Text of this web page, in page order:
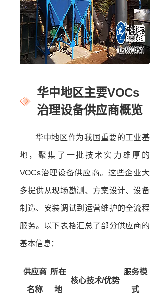
华中地区主要VOCs
治理设备供应商概览
华中地区作为我国重要的工业基
地，聚集了一批技术实力雄厚的
VOCs治理设备供应商。这些企业大
多提供从现场勘测、方案设计、设备
制造、安装调试到运营维护的全流程
服务。以下表格汇总了部分供应商的
基本信息：
供应商
名称
所在
地
核心技术/优势
服务模
式